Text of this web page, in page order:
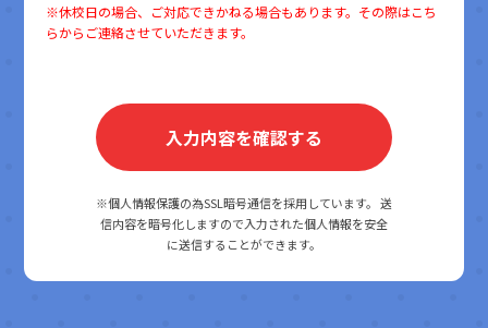
※休校日の場合、ご対応できかねる場合もあります。その際はこち
らからご連絡させていただきます。
※個人情報保護の為SSL暗号通信を採用しています。 送
信内容を暗号化しますので入力された個人情報を安全
に送信することができます。